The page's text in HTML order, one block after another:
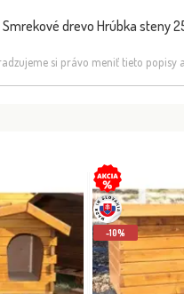
Smrekové drevo Hrúbka steny
si právo meniť tieto popisy
-10%